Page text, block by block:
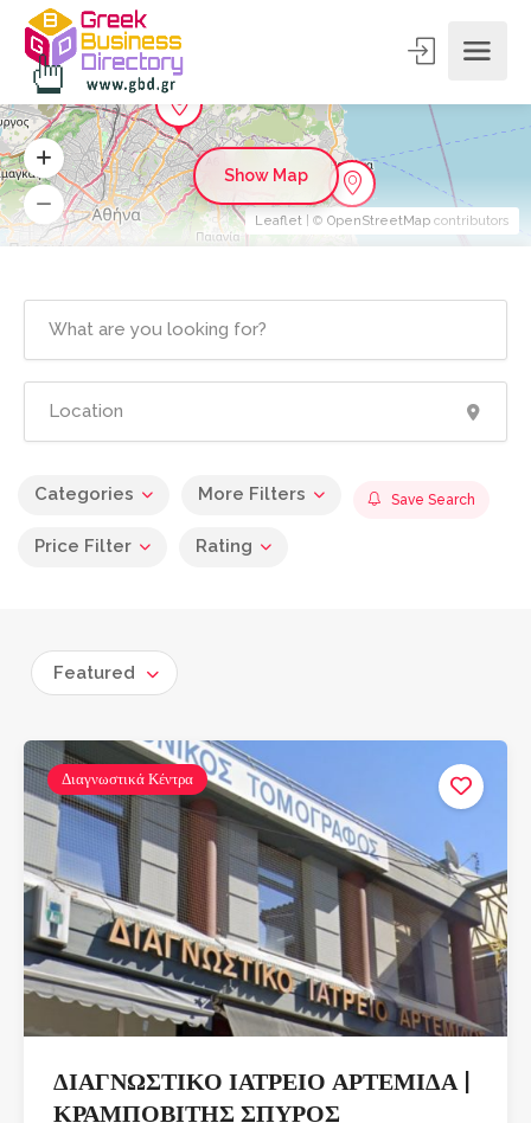
Categories More Filters
Price Filter Rating
Save Search
Featured
Διαγνωστικά Κέντρα
ΔΙΑΓΝΩΣΤΙΚΟ ΙΑΤΡΕΙΟ ΑΡΤΕΜΙΔΑ |
ΚΡΑΜΠΟΒΙΤΗΣ ΣΠΥΡΟΣ
Leaflet | © OpenStreetMap contributors
Show Map